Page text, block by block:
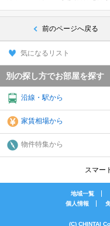
前のページへ戻る
気になるリスト
別の探し方でお部屋を探す
沿線・駅から
家賃相場から
物件特集から
スマー
地域一覧
個人情報
(C) CHINTAI